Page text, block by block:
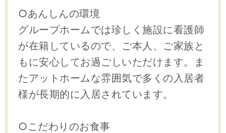
○あんしんの環境
グループホームでは珍しく施設に看護師
が在籍しているので、ご本人、ご家族と
もに安心してお過ごしいただけます。ま
たアットホームな雰囲気で多くの入居者
様が長期的に入居されています。
○こだわりのお食事